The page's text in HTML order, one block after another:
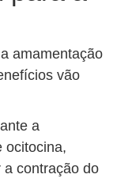
amamentação
vão
a
ocitocina,
a contração do